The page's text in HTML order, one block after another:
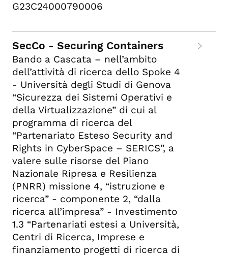
G23C24000790006
SecCo - Securing Containers
Bando a Cascata – nell’ambito
dell’attività di ricerca dello Spoke 4
- Università degli Studi di Genova
“Sicurezza dei Sistemi Operativi e
della Virtualizzazione” di cui al
programma di ricerca del
“Partenariato Esteso Security and
Rights in CyberSpace – SERICS”, a
valere sulle risorse del Piano
Nazionale Ripresa e Resilienza
(PNRR) missione 4, “istruzione e
ricerca” - componente 2, “dalla
ricerca all’impresa” - Investimento
1.3 “Partenariati estesi a Università,
Centri di Ricerca, Imprese e
finanziamento progetti di ricerca di